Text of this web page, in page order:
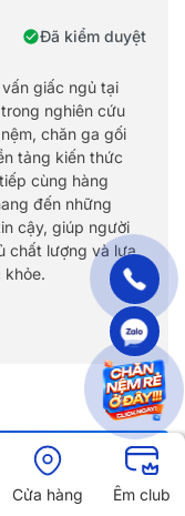
Đã kiểm duyệt
giấc ngủ tại
nghiên cứu
chăn ga gối
tảng kiến thức
cùng hàng
đến những
cậy, giúp người
chất lượng và lựa
khỏe.
Cửa hàng Êm club